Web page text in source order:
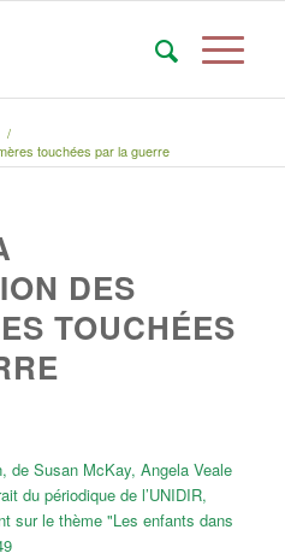
/
touchées par la guerre
DES
TOUCHÉES
de Susan McKay, Angela Veale
du périodique de l’UNIDIR,
sur le thème "Les enfants dans